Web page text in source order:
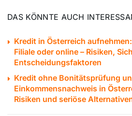
DAS KÖNNTE AUCH
Kredit in Österreich
Filiale oder online – Risiken,
Entscheidungsfaktoren
Kredit ohne Bonitätsprüfung
Einkommensnachweis in
Risiken und seriöse